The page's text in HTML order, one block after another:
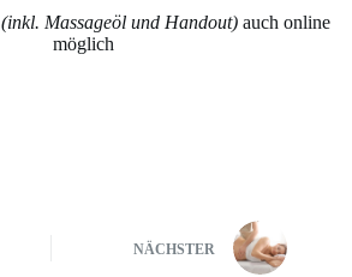
(inkl. Massageöl und Handout)auch online
möglich
NÄCHSTER